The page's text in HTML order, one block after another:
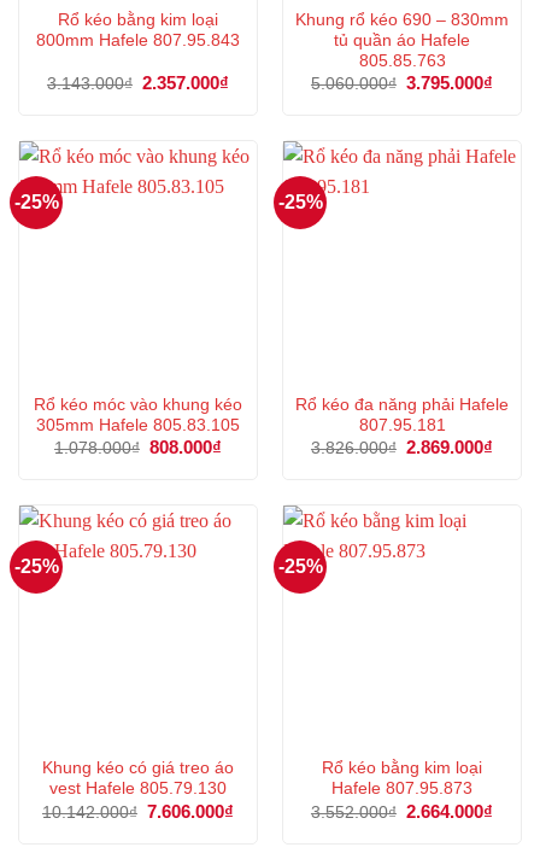
Rổ kéo bằng kim loại
800mm Hafele 807.95.843
3.143.000₫ Giá
2.357.000₫
2.357.000₫.
Khung rổ kéo 690 – 830mm
tủ quần áo Hafele
805.85.763
5.060.000₫ Giá
3.795.000₫
-25%
Rổ kéo móc vào khung kéo
305mm Hafele 805.83.105
1.078.000₫ Giá
808.000₫
808.000₫.
-25%
Rổ kéo đa năng phải Hafele
807.95.181
3.826.000₫ Giá
2.869.000₫
-25%
Khung kéo có giá treo áo
vest Hafele 805.79.130
10.142.000₫ Giá
7.606.000₫
-25%
Rổ kéo bằng kim loại
Hafele 807.95.873
3.552.000₫ Giá
2.664.000₫